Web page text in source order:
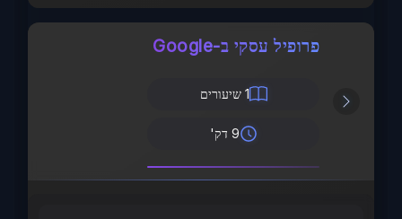
פרופיל עסקי ב-Google
1 שיעורים
9 דק'